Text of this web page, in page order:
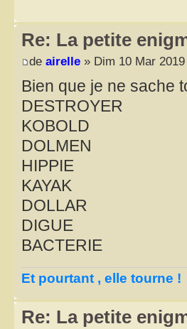
Re: La petite
de airelle » Dim 10 Mar
Bien que je ne sache
DESTROYER
KOBOLD
DOLMEN
HIPPIE
KAYAK
DOLLAR
DIGUE
BACTERIE
Et pourtant , elle tourne !
Re: La petite